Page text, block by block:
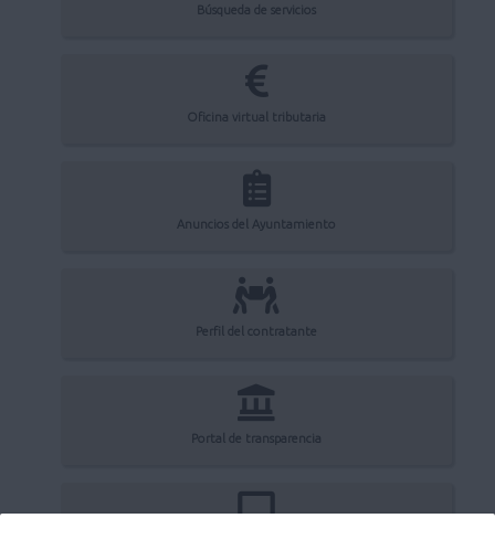
Búsqueda de servicios
Oficina virtual tributaria
Anuncios del Ayuntamiento
Perfil del contratante
Portal de transparencia